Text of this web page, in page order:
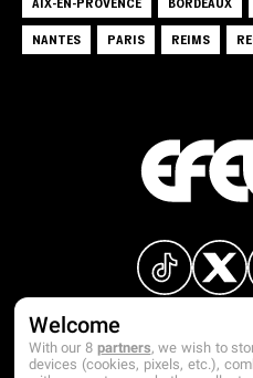
NANTES
PARIS REIMS
Welcome
With our 8 partners, we wish to
devices (cookies, pixels, etc.),